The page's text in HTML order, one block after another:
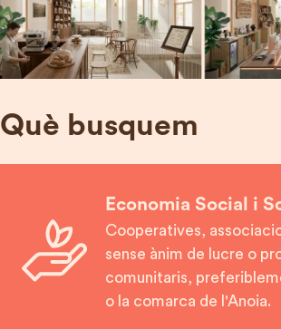
Què busquem
Economia Social i
Cooperatives,
sense ànim de lucre o
comunitaris,
o la comarca de l'Anoia.